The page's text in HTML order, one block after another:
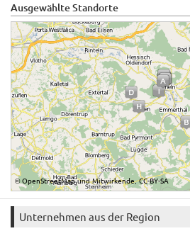
Ausgewählte Standorte
©OpenStreetMapundMitwirkende,CC-BY-SA
Unternehmen aus der Region